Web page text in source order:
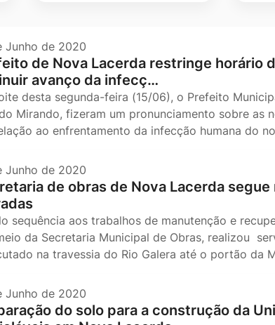
Junho de 2020
de Nova Lacerda restringe horário
avanço da infecç…
desta segunda-feira (15/06), o Prefeito
Mirando, fizeram um pronunciamento sobre as
ao enfrentamento da infecção humana do
Junho de 2020
de obras de Nova Lacerda
sequência aos trabalhos de manutenção e
da Secretaria Municipal de Obras, realizou
na travessia do Rio Galera até o portão da
Junho de 2020
do solo para a construção da